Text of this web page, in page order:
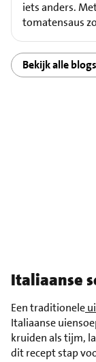
iets anders.
tomatensaus
Bekijk alle blogs
Italiaanse
Een traditionele
Italiaanse
kruiden als tijm,
dit recept stap